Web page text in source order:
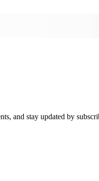
and stay updated by